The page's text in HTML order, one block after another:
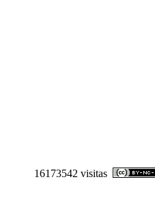
16173542 visitas